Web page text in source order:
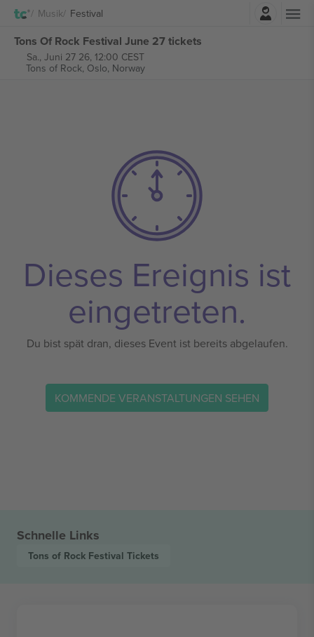
Musik Festival
Tons Of Rock Festival June 27 tickets
Sa., Juni 27 26, 12:00 CEST
Tons of Rock, Oslo, Norway
Dieses Ereignis ist
eingetreten.
Du bist spät dran, dieses Event ist bereits abgelaufen.
KOMMENDE VERANSTALTUNGEN SEHEN
Schnelle Links
Tons of Rock Festival Tickets